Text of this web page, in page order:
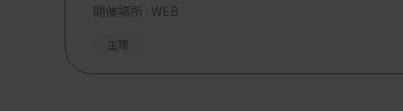
開催場所 : WEB
生理